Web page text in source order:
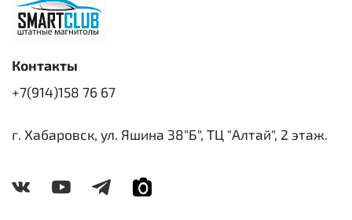
Контакты
+7(914)158 76 67
г. Хабаровск, ул. Яшина 38"Б", ТЦ "Алтай", 2 этаж.